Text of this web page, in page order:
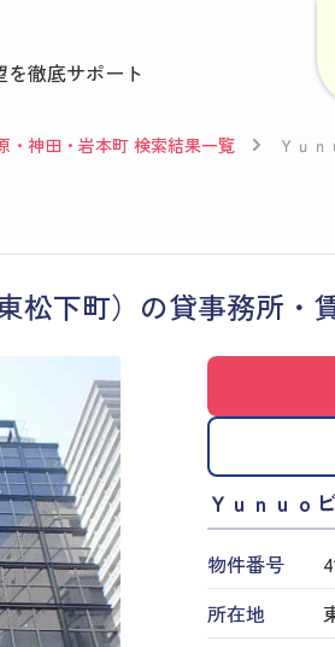
徹底サポート
・神田・岩本町 検索結果一覧 Ｙｕ
松下町）の貸事務所・
Ｙｕｎｕｏ
物件番号
所在地